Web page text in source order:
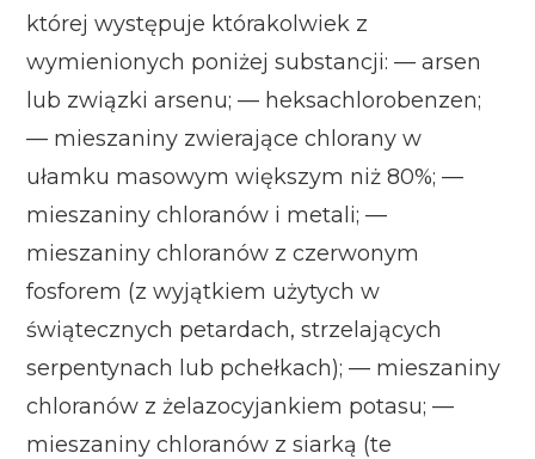
której występuje którakolwiek z
wymienionych poniżej substancji: — arsen
lub związki arsenu; — heksachlorobenzen;
— mieszaniny zwierające chlorany w
ułamku masowym większym niż 80%; —
mieszaniny chloranów i metali; —
mieszaniny chloranów z czerwonym
fosforem (z wyjątkiem użytych w
świątecznych petardach, strzelających
serpentynach lub pchełkach); — mieszaniny
chloranów z żelazocyjankiem potasu; —
mieszaniny chloranów z siarką (te